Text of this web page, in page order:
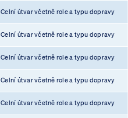
Celní útvar včetně role a typu dopravy
Celní útvar včetně role a typu dopravy
Celní útvar včetně role a typu dopravy
Celní útvar včetně role a typu dopravy
Celní útvar včetně role a typu dopravy